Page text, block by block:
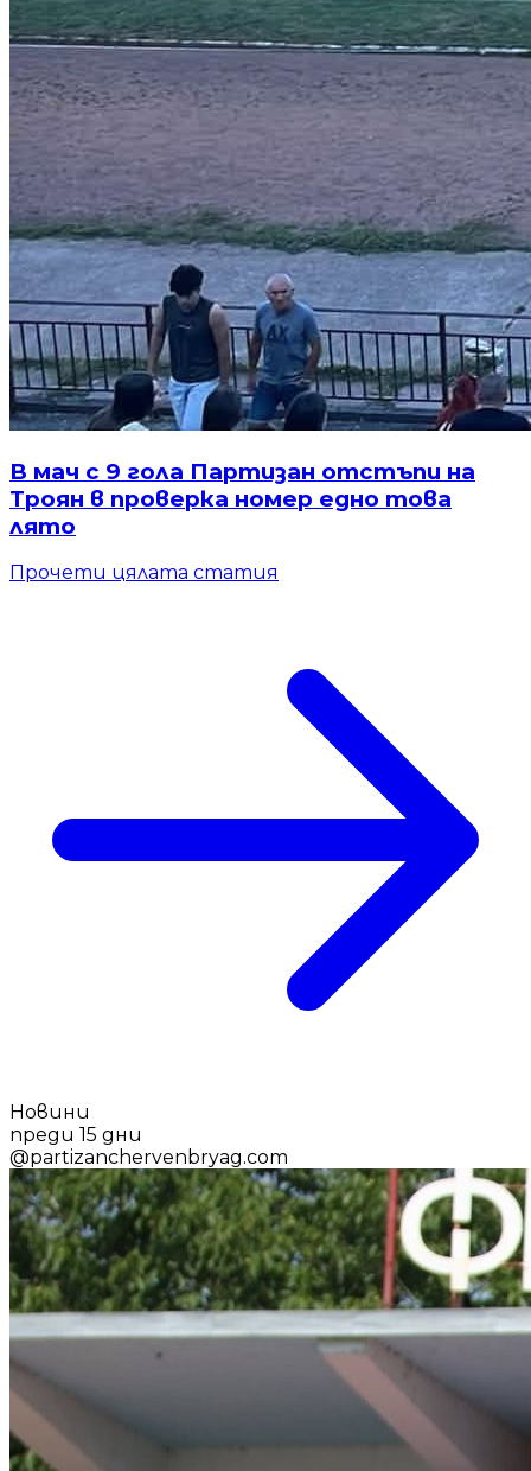
В мач с 9 гола Партизан отстъпи на
Троян в проверка номер едно това
лято
Прочети цялата статия
Новини
преди 15 дни
@partizanchervenbryag.com